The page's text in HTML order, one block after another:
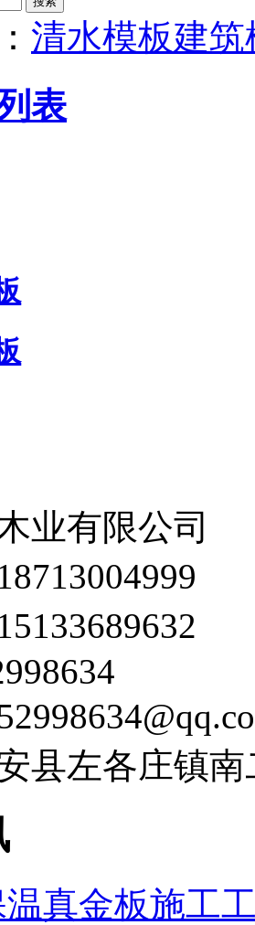
清水模板建筑
表
业有限公司
县左各庄镇
真金板施工